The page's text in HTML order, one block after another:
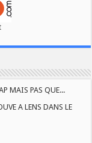
MAIS PAS QUE...
A LENS DANS LE